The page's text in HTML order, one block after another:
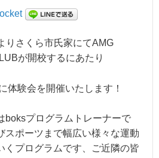
りさくら市氏家にてAMG
が開校するにあたり
体験会を開催いたします！
boksプログラムトレーナーで
スポーツまで幅広い様々な運動
くプログラムです、ご近隣の皆